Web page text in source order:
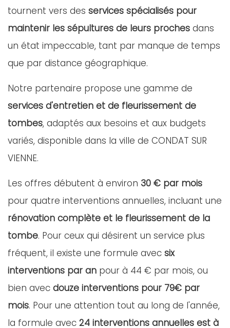
tournent vers des services spécialisés pour
maintenir les sépultures de leurs proches dans
un état impeccable, tant par manque de temps
que par distance géographique.
Notre partenaire propose une gamme de
services d'entretien et de fleurissement de
tombes, adaptés aux besoins et aux budgets
variés, disponible dans la ville de CONDAT SUR
VIENNE.
Les offres débutent à environ 30 € par mois
pour quatre interventions annuelles, incluant une
rénovation complète et le fleurissement de la
tombe. Pour ceux qui désirent un service plus
fréquent, il existe une formule avec six
interventions par an pour à 44 € par mois, ou
bien avec douze interventions pour 79€ par
mois. Pour une attention tout au long de l'année,
la formule avec 24 interventions annuelles est à